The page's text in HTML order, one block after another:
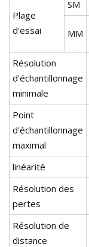
Plage
d'essai
SM
MM
Résolution
d'échantillonnage
minimale
Point
d'échantillonnage
maximal
linéarité
Résolution des
pertes
Résolution de
distance